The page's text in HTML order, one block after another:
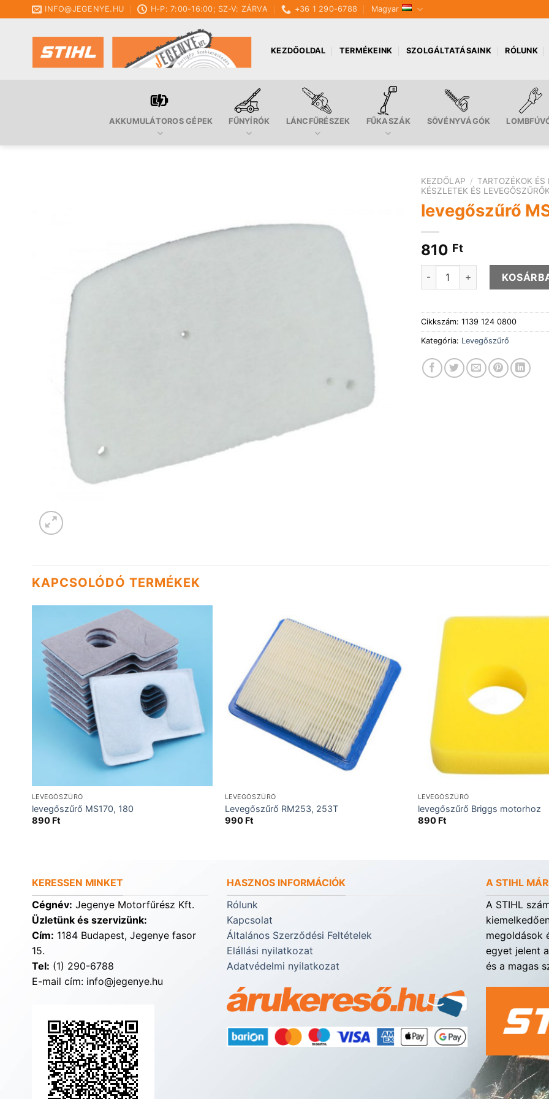
to
content
INFO@JEGENYE.HU H-P: 7:00-16:00; SZ-V: ZÁRVA +36 1 290-6788 Magyar
KEZDŐOLDAL TERMÉKEINK SZOLGÁLTATÁSAINK RÓLUNK
AKKUMULÁTOROS GÉPEK FŰNYÍRÓK LÁNCFŰRÉSZEK FŰKASZÁK SÖVÉNYVÁGÓK
KEZDŐLAP / TARTOZÉKOK ÉS
KÉSZLETEK ÉS LEVEGŐSZŰRŐK
levegőszűrő
810 Ft
levegőszűrő MS171, 181
Cikkszám: 1139 124 0800
Kategória: Levegőszűrő
KAPCSOLÓDÓ TERMÉKEK
LEVEGŐSZŰRŐ
levegőszűrő MS170, 180
890 Ft
LEVEGŐSZŰRŐ
Levegőszűrő RM253, 253T
990 Ft
LEVEGŐSZŰRŐ
levegőszűrő Briggs motorhoz
890 Ft
KERESSEN MINKET
Cégnév: Jegenye Motorfűrész Kft.
Üzletünk és szervizünk:
Cím: 1184 Budapest, Jegenye fasor
15.
Tel: (1) 290-6788
E-mail cím: info@jegenye.hu
HASZNOS INFORMÁCIÓK
Rólunk
Kapcsolat
Általános Szerződési Feltételek
Elállási nyilatkozat
Adatvédelmi nyilatkozat
A STIHL
A STIHL
megoldások
egyet jelent
és a magas